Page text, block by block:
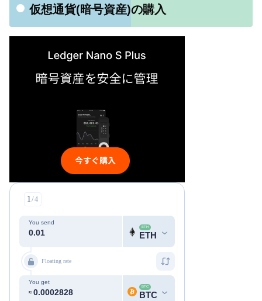
仮想通貨(暗号資産)の購入